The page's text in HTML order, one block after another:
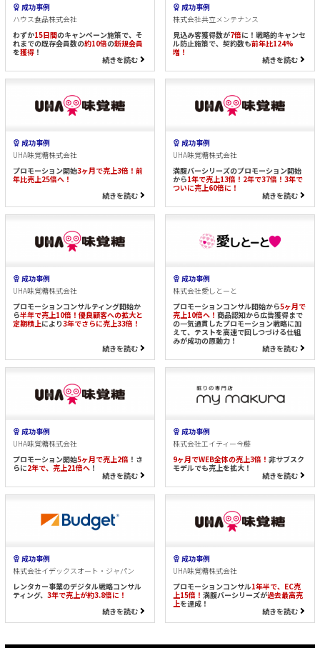
成功事例
ハウス食品株式会社
わずか15日間のキャンペーン施策で、そ
れまでの既存会員数の約10倍の新規会員
を獲得 ！
続きを読む
成功事例
株式会社共立メンテナンス
見込み客獲得数が7倍に！戦略的キャンセ
ル防止施策で、契約数も前年比124%
増！
続きを読む
成功事例
UHA味覚糖株式会社
プロモーション開始3ヶ月で売上3倍！前
年比売上25倍へ！
続きを読む
成功事例
UHA味覚糖株式会社
満腹バーシリーズのプロモーション開始
から1年で売上13倍！2年で37倍！3年で
ついに売上60倍に！
続きを読む
成功事例
UHA味覚糖株式会社
プロモーションコンサルティング開始か
ら半年で売上10倍！優良顧客への拡大と
定期積上により3年でさらに売上33倍！
続きを読む
成功事例
株式会社愛しとーと
プロモーションコンサル開始から5ヶ月で
売上10倍へ！ 商品認知から広告獲得まで
の一気通貫したプロモーション戦略に加
えて、テストを高速で回しつづける仕組
みが成功の原動力！
続きを読む
成功事例
UHA味覚糖株式会社
プロモーション開始5ヶ月で売上2倍 ！さ
らに2年で、売上21倍へ ！
続きを読む
成功事例
株式会社エイティー今藤
9ヶ月でWEB全体の売上3倍！ 非サブスク
モデルでも売上を拡大！
続きを読む
成功事例
株式会社イデックスオート・ジャパン
レンタカー事業のデジタル戦略コンサル
ティング、3年で売上が約3.8倍に！
続きを読む
成功事例
UHA味覚糖株式会社
プロモーションコンサル1年半で、EC売
上15倍！ 満腹バーシリーズが過去最高売
上を達成！
続きを読む